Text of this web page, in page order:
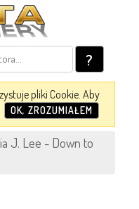
?
pliki Cookie. Aby
OK, ZROZUMIAŁEM
J. Lee - Down to